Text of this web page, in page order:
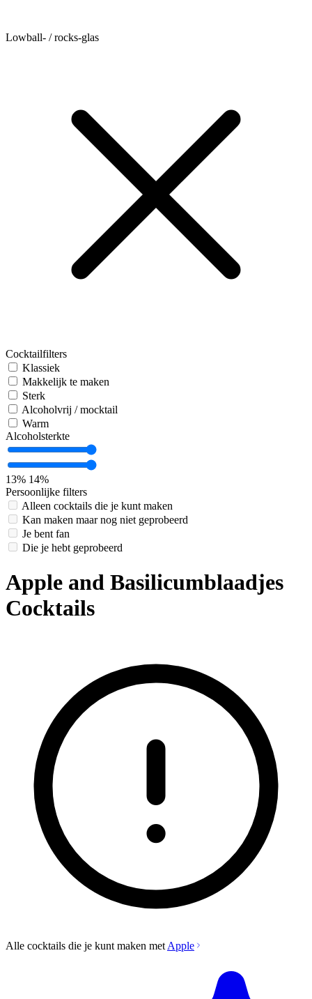
Lowball- / rocks-glas
Cocktailfilters
Klassiek
Makkelijk te maken
Sterk
Alcoholvrij / mocktail
Warm
Alcoholsterkte
13% 14%
Persoonlijke filters
Alleen cocktails die je kunt maken
Kan maken maar nog niet geprobeerd
Je bent fan
Die je hebt geprobeerd
Apple and Basilicumblaadjes
Cocktails
Alle cocktails die je kunt maken met Apple